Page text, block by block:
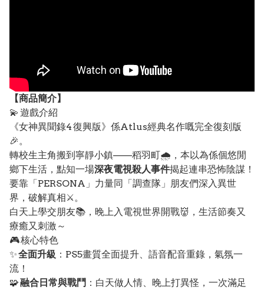
【商品簡介】
💫 遊戲介紹
《女神異聞錄4 復興版》係Atlus經典名作嘅完全復刻版
🎉。
轉校生主角搬到寧靜小鎮——稻羽町🌧️，本以為係個悠閒
鄉下生活，點知一場深夜電視殺人事件揭起連串恐怖陰謀！
要靠「PERSONA」力量同「調查隊」朋友們深入異世
界，破解真相⚔️。
白天上學交朋友📚，晚上入電視世界開戰👹，生活節奏又
療癒又刺激～
🎮 核心特色
✨全面升級 ：PS5畫質全面提升、語音配音重錄，氣氛一
流！
🧩融合日常與戰鬥 ：白天做人情、晚上打異怪，一次滿足